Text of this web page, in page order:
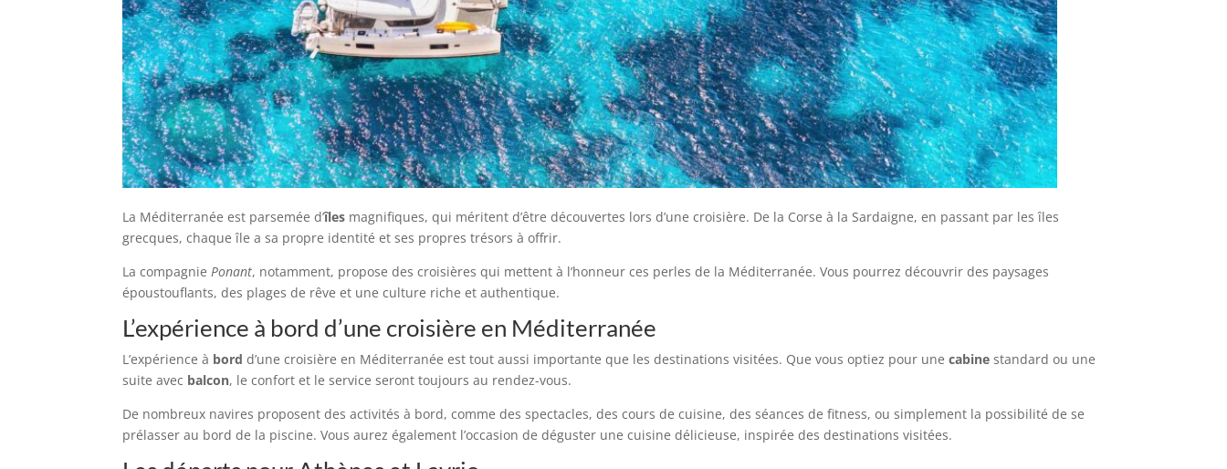
La Méditerranée est parsemée d’îles magnifiques, qui méritent d’être découvertes lors d’une croisière. De la Corse à la Sardaigne, en passant par les îles
grecques, chaque île a sa propre identité et ses propres trésors à offrir.
La compagniePonant, notamment, propose des croisières qui mettent à l’honneur ces perles de la Méditerranée. Vous pourrez découvrir des paysages
époustouflants, des plages de rêve et une culture riche et authentique.
L’expérience à bord d’une croisière en Méditerranée
L’expérience à bord d’une croisière en Méditerranée est tout aussi importante que les destinations visitées. Que vous optiez pour unecabine standard ou une
suite avec balcon, le confort et le service seront toujours au rendez-vous.
De nombreux navires proposent des activités à bord, comme des spectacles, des cours de cuisine, des séances de fitness, ou simplement la possibilité de se
prélasser au bord de la piscine. Vous aurez également l’occasion de déguster une cuisine délicieuse, inspirée des destinations visitées.